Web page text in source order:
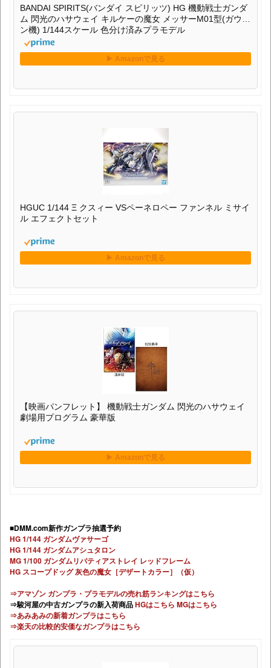
BANDAI SPIRITS(バンダイ スピリッツ) HG 機動戦士ガンダ
ム 閃光のハサウェイ キルケーの魔女 メッサーM01型(ガウマ
ン機) 1/144スケール 色分け済みプラモデル
HGUC 1/144 Ξ クスィー VSペーネロペー ファンネル ミサイ
ル エフェクトセット
【映画パンフレット】 機動戦士ガンダム 閃光のハサウェイ
劇場用プログラム 豪華版
■DMM.com新作ガンプラ抽選予約
HG 1/144 ガンダムヴァサーゴ
HG 1/144 ガンダムアシュタロン
MG 1/100 ガンダムリバティアストレイ レッドフレーム
HG スコープドッグ 灰色の魔女［デザートカラー］（仮）
⇒アマゾン ガンプラ・プラモデルの売れ筋ランキングはこちら
⇒駿河屋の中古ガンプラの新入荷商品HGはこちら MGはこちら
⇒あみあみの新着ガンプラはこちら
⇒楽天の比較的安価なガンプラはこちら